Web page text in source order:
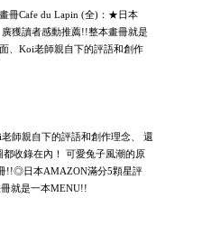
冊Cafe du Lapin (全)：★日本
獲讀者感動推薦!!整本畫冊就是
、Koi老師親自下的評語和創作
師親自下的評語和創作理念、 還
收錄在內！ 可愛兔子風潮的原
!!◎日本AMAZON滿分5顆星評
就是一本MENU!!